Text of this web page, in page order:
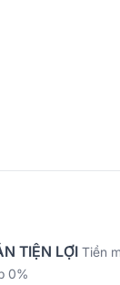
TIỆN LỢI Tiền
0%